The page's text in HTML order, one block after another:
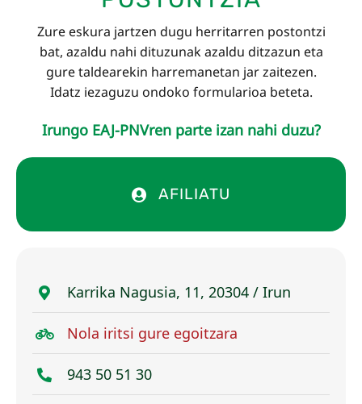
Zure eskura jartzen dugu herritarren postontzi
bat, azaldu nahi dituzunak azaldu ditzazun eta
gure taldearekin harremanetan jar zaitezen.
Idatz iezaguzu ondoko formularioa beteta.
Irungo EAJ-PNVren parte izan nahi duzu?
AFILIATU
Karrika Nagusia, 11, 20304 / Irun
Nola iritsi gure egoitzara
943 50 51 30